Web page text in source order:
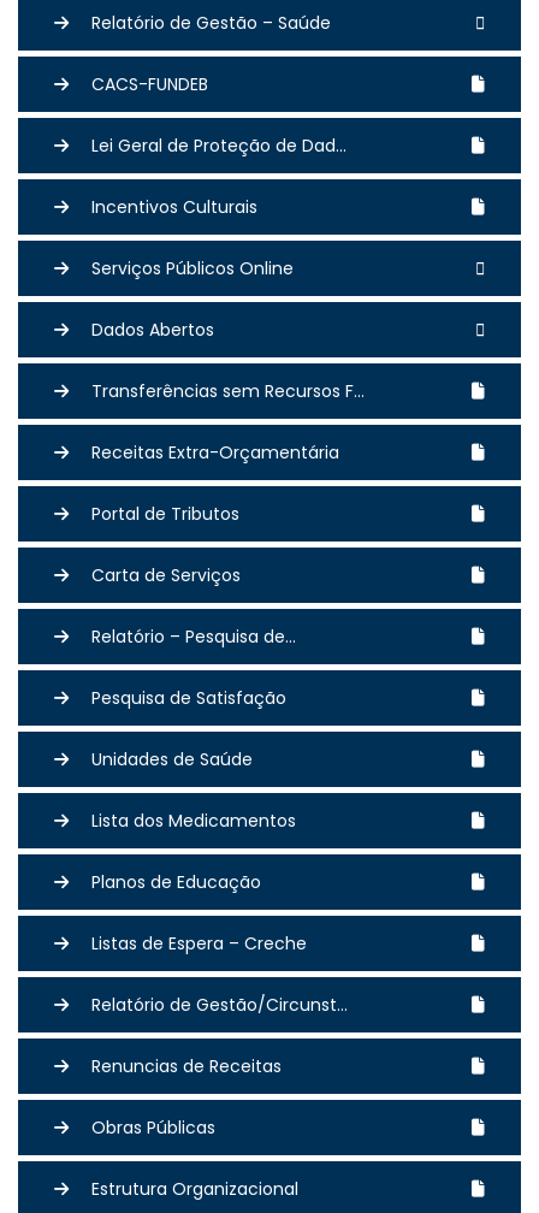
Relatório de Gestão – Saúde
CACS-FUNDEB
Lei Geral de Proteção de Dad...
Incentivos Culturais
Serviços Públicos Online
Dados Abertos
Transferências sem Recursos F...
Receitas Extra-Orçamentária
Portal de Tributos
Carta de Serviços
Relatório – Pesquisa de...
Pesquisa de Satisfação
Unidades de Saúde
Lista dos Medicamentos
Planos de Educação
Listas de Espera – Creche
Relatório de Gestão/Circunst...
Renuncias de Receitas
Obras Públicas
Estrutura Organizacional